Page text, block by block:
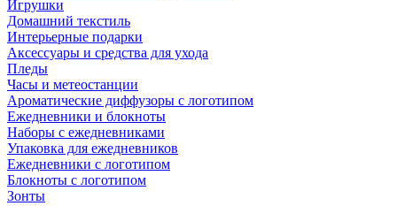
Игрушки
Домашний текстиль
Интерьерные подарки
Аксессуары и средства для ухода
Пледы
Часы и метеостанции
Ароматические диффузоры с логотипом
Ежедневники и блокноты
Наборы с ежедневниками
Упаковка для ежедневников
Ежедневники с логотипом
Блокноты с логотипом
Зонты